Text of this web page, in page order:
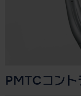
PMTCコント